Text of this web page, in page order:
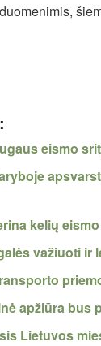
eismo
kelių
važiuoti ir
apžiūra bus
Lietuvos